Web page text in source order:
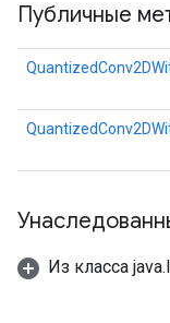
Публичные
Из класса